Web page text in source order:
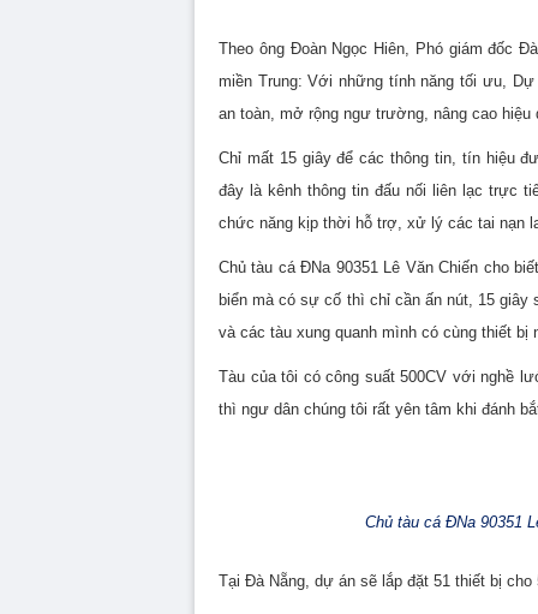
Theo ông Đoàn Ngọc Hiên, Phó giám đốc
miền Trung: Với những tính năng tối ưu,
an toàn, mở rộng ngư trường, nâng cao
Chỉ mất 15giâyđể các thông tin, tín hiệu
đây là kênh thông tin đấu nối liên lạc trực
chức năng kịp thời hỗ trợ, xử lý các tai nạn
Chủ tàu cá ĐNa 90351 Lê Văn Chiến cho
biển mà có sự cố thì chỉ cần ấn nút, 15
và các tàu xung quanh mình có cùng thiết bị
Tàu của tôi có công suất 500CV với nghề
thì ngư dân chúng tôi rất yên tâm khi đánh
Chủ tàu cá ĐNa 90351
Tại Đà Nẵng, dự án sẽ lắp đặt 51 thiết bị